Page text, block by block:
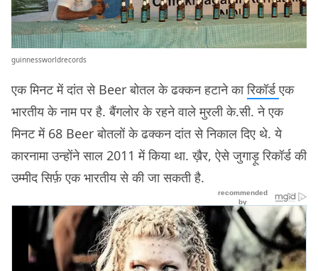
guinnessworldrecords
एक मिनट में दांत से Beer बोतल के ढक्कन हटाने कारिकॉर्डएक
भारतीय के नाम पर है. बैंगलोर के रहने वाले मुरली के.सी. ने एक
मिनट में 68 Beer बोतलों के ढक्कन दांत से निकाल दिए थे. ये
कारनामा उन्होंने साल 2011 में किया था. ख़ैर, ऐसे जुगाड़ू रिकॉर्ड की
उम्मीद सिर्फ़ एक भारतीय से की जा सकती है.